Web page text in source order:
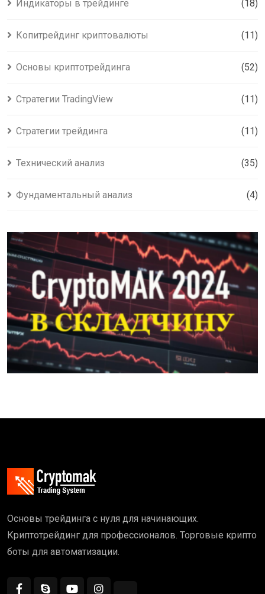
Индикаторы в трейдинге (18)
Копитрейдинг криптовалюты (11)
Основы криптотрейдинга (52)
Стратегии TradingView (11)
Стратегии трейдинга (11)
Технический анализ (35)
Фундаментальный анализ (4)
Основы трейдинга с нуля для начинающих.
Криптотрейдинг для профессионалов. Торговые крипто
боты для автоматизации.